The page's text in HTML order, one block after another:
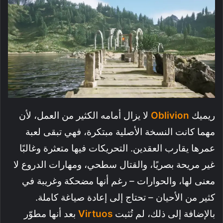
ريميك Oblivion لا يزال أمامه الكثير من العمل، لأن
مهما كانت النسخة الأصلية مبتكرة، فهي تبقى لعبة
عمرها يقارب العقدين. التحريكات فيها متعثرة وغالبًا
غير مريحة بصريًا، والقتال سطحي، ومهارات الدروع لا
معنى لها، والحوارات – رغم أنها مضحكة وغريبة في
كثير من الأحيان – تحتاج إلى إعادة صياغة كاملة.
بالإضافة إلى ذلك، لم تُثبت Virtuos بعد أنها مطوّر